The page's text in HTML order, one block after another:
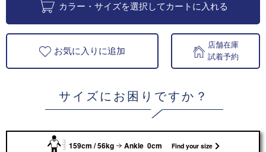
カラー・サイズを選択してカートに入れる
お気に入りに追加
店舗在庫
試着予約
サイズにお困りですか？
159cm / 56kg Ankle 0cm Find your size